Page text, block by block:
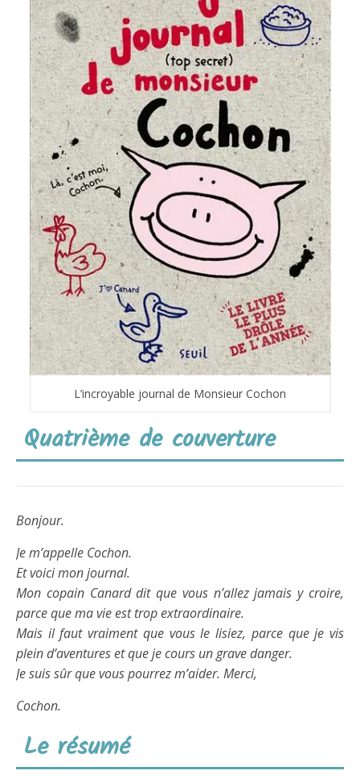
L’incroyable journal de Monsieur Cochon
Quatrième de couverture
Bonjour.
Je m’appelle Cochon.
Et voici mon journal.
Mon copain Canard dit que vous n’allez jamais y croire,
parce que ma vie est trop extraordinaire.
Mais il faut vraiment que vous le lisiez, parce que je vis
plein d’aventures et que je cours un grave danger.
Je suis sûr que vous pourrez m’aider. Merci,
Cochon.
Le résumé